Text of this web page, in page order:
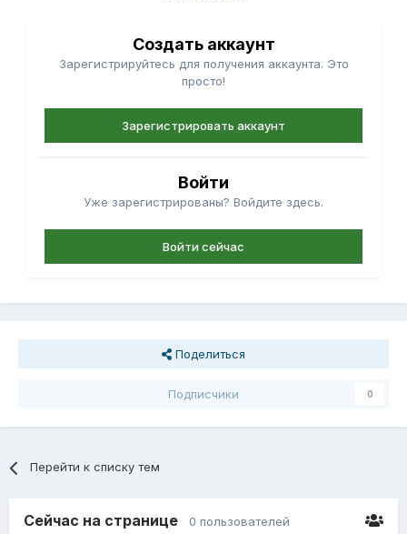
Создать аккаунт
Зарегистрируйтесь для получения аккаунта. Это
просто!
Зарегистрировать аккаунт
Войти
Уже зарегистрированы? Войдите здесь.
Войти сейчас
Поделиться
Подписчики 0
Перейти к списку тем
Сейчас на странице 0 пользователей